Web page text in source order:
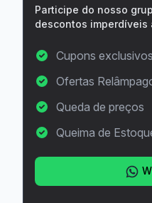
Participe do nosso
descontos imperdíveis
Cupons exclusivos
Ofertas
Queda de preços
Queima de